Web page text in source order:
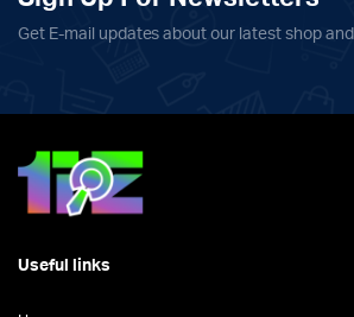
Get E-mail updates about our latest shop and
Useful links